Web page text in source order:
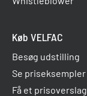
Køb VELFAC
Besøg udstilling
Se priseksempler
Få et prisoverslag